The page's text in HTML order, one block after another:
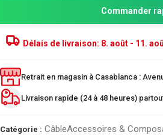
Commander
Délais de livraison: 8. août - 11.
Retrait en magasin à Casablanca :
Livraison rapide (24 à 48 heures)
Catégorie : CâbleAccessoires &